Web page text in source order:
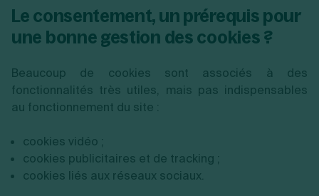
Le consentement, un prérequis pour
une bonne gestion des cookies ?
Beaucoup de cookies sont associés à des
fonctionnalités très utiles, mais pas indispensables
au fonctionnement du site :
cookies vidéo ;
cookies publicitaires et de tracking ;
cookies liés aux réseaux sociaux.